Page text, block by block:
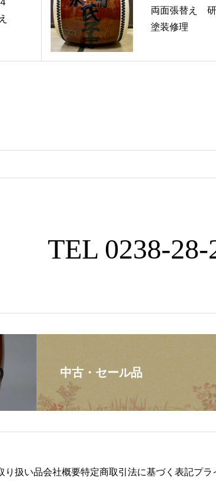
両面張替え
塗装修理
TEL 0238-28-
中古・セール品
り扱い品会社概要特定商取引法に基づく表記プラ